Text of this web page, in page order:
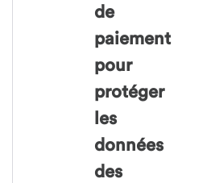
de
paiement
pour
protéger
les
données
des